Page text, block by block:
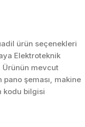
ürün seçenekleri
Elektroteknik
mevcut
şeması, makine
kodu bilgisi